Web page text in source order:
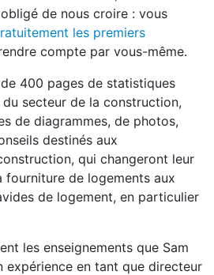
de nous croire : vous
les premiers
compte par vous-même.
400 pages de statistiques
secteur de la construction,
de diagrammes, de photos,
destinés aux
qui changeront leur
de logements aux
de logement, en particulier
les enseignements que Sam
expérience en tant que directeur